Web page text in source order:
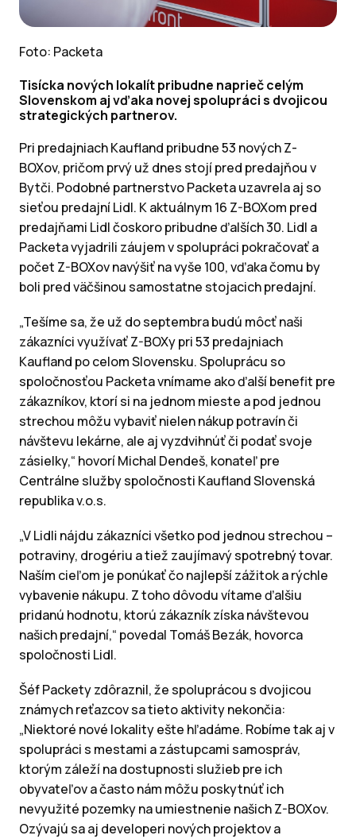
Foto: Packeta
Tisícka nových lokalít pribudne naprieč celým
Slovenskom aj vďaka novej spolupráci s dvojicou
strategických partnerov.
Pri predajniach Kaufland pribudne 53 nových Z-
BOXov, pričom prvý už dnes stojí pred predajňou v
Bytči. Podobné partnerstvo Packeta uzavrela aj so
sieťou predajní Lidl. K aktuálnym 16 Z-BOXom pred
predajňami Lidl čoskoro pribudne ďalších 30. Lidl a
Packeta vyjadrili záujem v spolupráci pokračovať a
počet Z-BOXov navýšiť na vyše 100, vďaka čomu by
boli pred väčšinou samostatne stojacich predajní.
„Tešíme sa, že už do septembra budú môcť naši
zákazníci využívať Z-BOXy pri 53 predajniach
Kaufland po celom Slovensku. Spoluprácu so
spoločnosťou Packeta vnímame ako ďalší benefit pre
zákazníkov, ktorí si na jednom mieste a pod jednou
strechou môžu vybaviť nielen nákup potravín či
návštevu lekárne, ale aj vyzdvihnúť či podať svoje
zásielky,“ hovorí Michal Dendeš, konateľ pre
Centrálne služby spoločnosti Kaufland Slovenská
republika v.o.s.
„V Lidli nájdu zákazníci všetko pod jednou strechou –
potraviny, drogériu a tiež zaujímavý spotrebný tovar.
Naším cieľom je ponúkať čo najlepší zážitok a rýchle
vybavenie nákupu. Z toho dôvodu vítame ďalšiu
pridanú hodnotu, ktorú zákazník získa návštevou
našich predajní,“ povedal Tomáš Bezák, hovorca
spoločnosti Lidl.
Šéf Packety zdôraznil, že spoluprácou s dvojicou
známych reťazcov sa tieto aktivity nekončia:
„Niektoré nové lokality ešte hľadáme. Robíme tak aj v
spolupráci s mestami a zástupcami samospráv,
ktorým záleží na dostupnosti služieb pre ich
obyvateľov a často nám môžu poskytnúť ich
nevyužité pozemky na umiestnenie našich Z-BOXov.
Ozývajú sa aj developeri nových projektov a